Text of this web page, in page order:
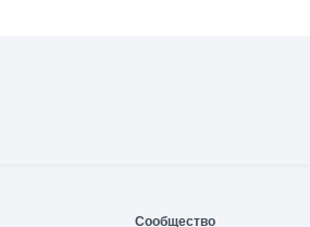
Сообщество